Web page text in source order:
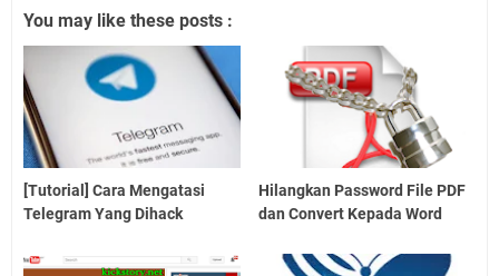
You may like these posts :
[Tutorial] Cara Mengatasi
Telegram Yang Dihack
Hilangkan Password File PDF
dan Convert Kepada Word